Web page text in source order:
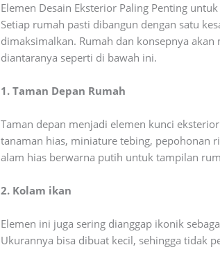
Elemen Desain Eksterior Paling Penting
Setiap rumah pasti dibangun dengan satu
dimaksimalkan. Rumah dan konsepnya
diantaranya seperti di bawah ini.
1. Taman Depan Rumah
Taman depan menjadi elemen kunci
tanaman hias, miniature tebing, pepohonan
alam hias berwarna putih untuk tampilan
2. Kolam ikan
Elemen ini juga sering dianggap ikonik
Ukurannya bisa dibuat kecil, sehingga tidak